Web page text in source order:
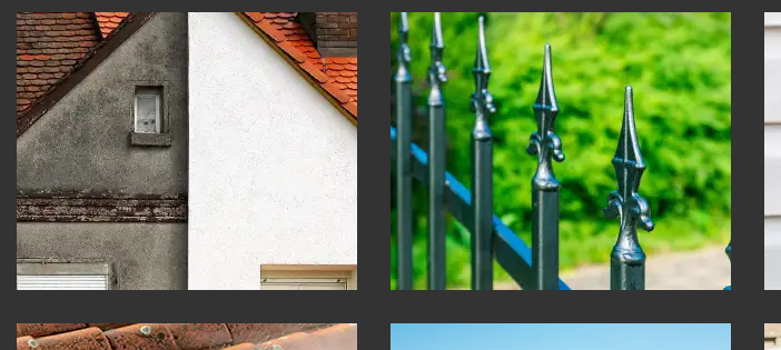
Ravalement peinture 30
Gard
Peinture Ferronnerie 30
Gard